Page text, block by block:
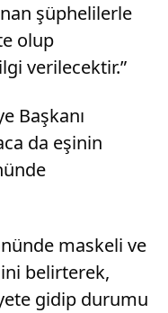
şüphelilerle
olup
verilecektir.”
Başkanı
da eşinin
maskeli ve
belirterek,
gidip durumu